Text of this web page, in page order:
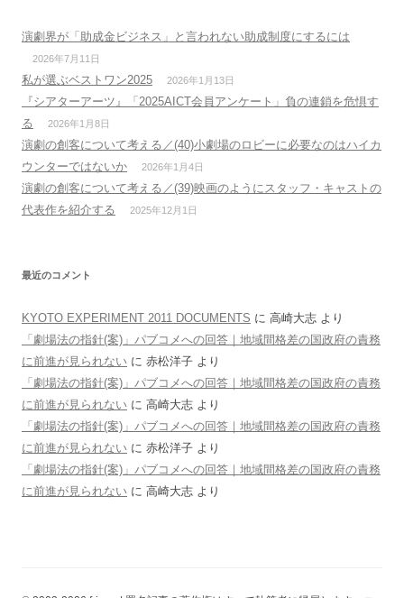
演劇界が「助成金ビジネス」と言われない助成制度にするには
2026年7月11日
私が選ぶベストワン2025 2026年1月13日
『シアターアーツ』「2025AICT会員アンケート」負の連鎖を危惧す
る
2026年1月8日
演劇の創客について考える／(40)小劇場のロビーに必要なのはハイカ
ウンターではないか
2026年1月4日
演劇の創客について考える／(39)映画のようにスタッフ・キャストの
代表作を紹介する
2025年12月1日
最近のコメント
KYOTO EXPERIMENT 2011 DOCUMENTS に 高崎大志 より
「劇場法の指針(案)」パブコメへの回答｜地域間格差の国政府の責務
に前進が見られない に 赤松洋子 より
「劇場法の指針(案)」パブコメへの回答｜地域間格差の国政府の責務
に前進が見られない に 高崎大志 より
「劇場法の指針(案)」パブコメへの回答｜地域間格差の国政府の責務
に前進が見られない に 赤松洋子 より
「劇場法の指針(案)」パブコメへの回答｜地域間格差の国政府の責務
に前進が見られない に 高崎大志 より